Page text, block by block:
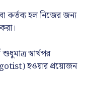
কর্তব্য হল নিজের জন্য
স্বার্থপর
হওয়ার প্রয়োজন